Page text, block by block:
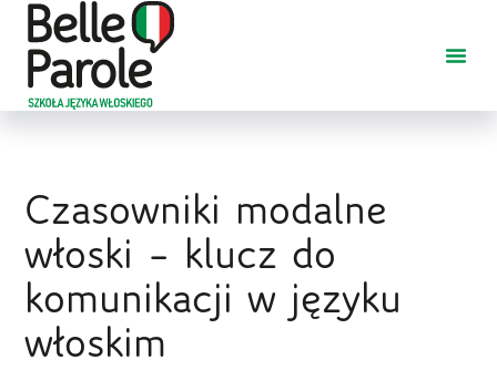
Czasowniki modalne
włoski – klucz do
komunikacji w języku
włoskim